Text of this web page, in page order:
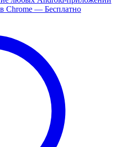
Chrome — Бесплатно